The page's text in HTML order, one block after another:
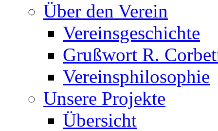
Über den Verein
Vereinsgeschichte
Grußwort R.
Vereinsphilosophie
Unsere Projekte
Übersicht